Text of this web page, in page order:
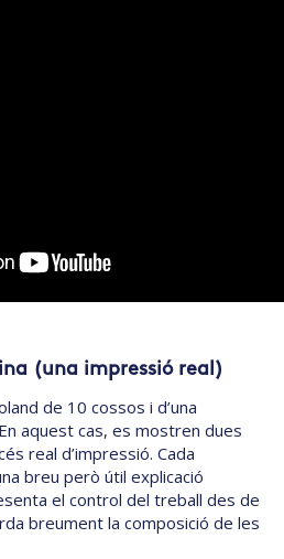
(una impressió real)
de 10 cossos i d’una
aquest cas, es mostren dues
real d’impressió. Cada
breu però útil explicació
el control del treball des de
breument la composició de les